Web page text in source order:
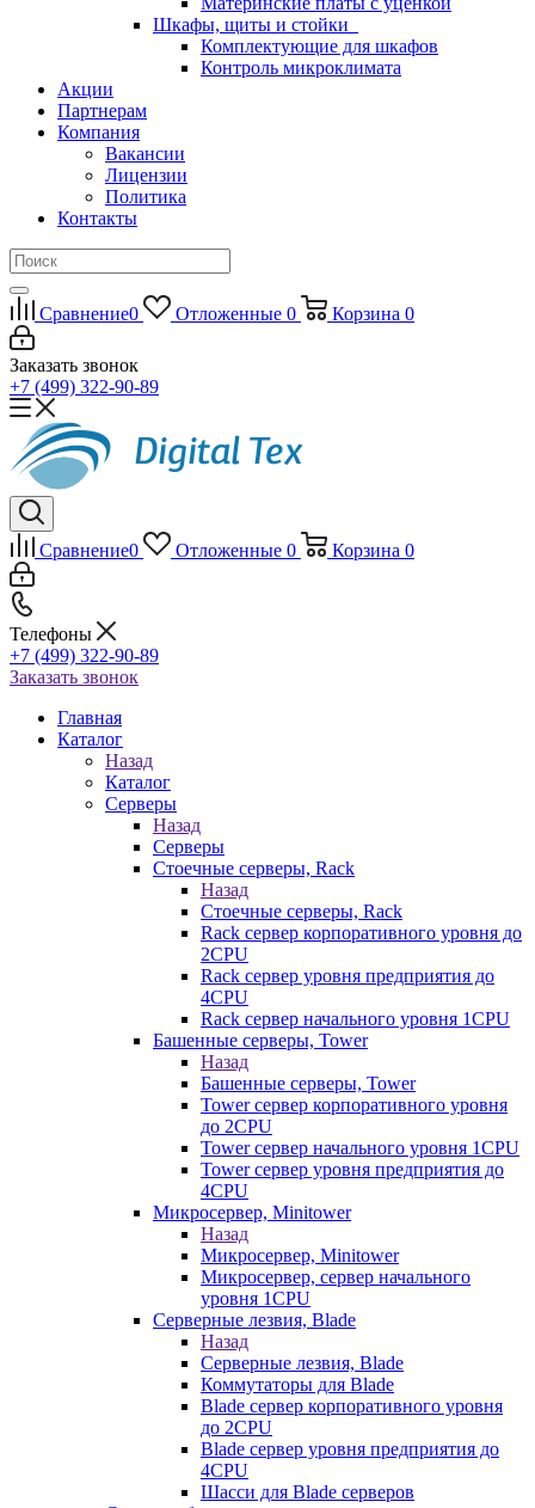
Шкафы, щиты и стойки
Комплектующие для шкафов
Контроль микроклимата
Акции
Партнерам
Компания
Вакансии
Лицензии
Политика
Контакты
Сравнение0 Отложенные 0 Корзина 0
Заказать звонок
+7 (499) 322-90-89
Сравнение0 Отложенные 0 Корзина 0
Телефоны
+7 (499) 322-90-89
Заказать звонок
Главная
Каталог
Назад
Каталог
Серверы
Назад
Серверы
Стоечные серверы, Rack
Назад
Стоечные серверы, Rack
Rack сервер корпоративного уровня до
2CPU
Rack сервер уровня предприятия до
4CPU
Rack сервер начального уровня 1CPU
Башенные серверы, Tower
Назад
Башенные серверы, Tower
Tower сервер корпоративного уровня
до 2CPU
Tower сервер начального уровня 1CPU
Tower сервер уровня предприятия до
4CPU
Микросервер, Minitower
Назад
Микросервер, Minitower
Микросервер, сервер начального
уровня 1CPU
Серверные лезвия, Blade
Назад
Серверные лезвия, Blade
Коммутаторы для Blade
Blade сервер корпоративного уровня
до 2CPU
Blade сервер уровня предприятия до
4CPU
Шасси для Blade серверов